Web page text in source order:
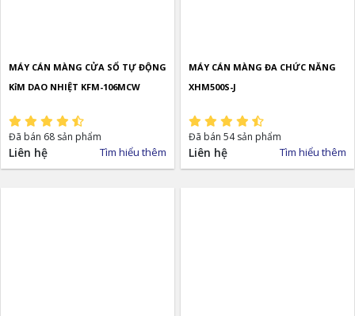
MÁY CÁN MÀNG CỬA SỔ TỰ ĐỘNG
KỉM DAO NHIỆT KFM-106MCW
Đã bán 68 sản phẩm
Liên hệ Tìm hiểu thêm
MÁY CÁN MÀNG ĐA CHỨC NĂNG
XHM500S-J
Đã bán 54 sản phẩm
Liên hệ Tìm hiểu thêm